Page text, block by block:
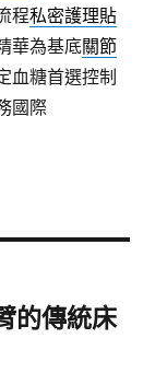
程私密護理貼
華為基底關節
血糖首選控制
國際
的傳統床